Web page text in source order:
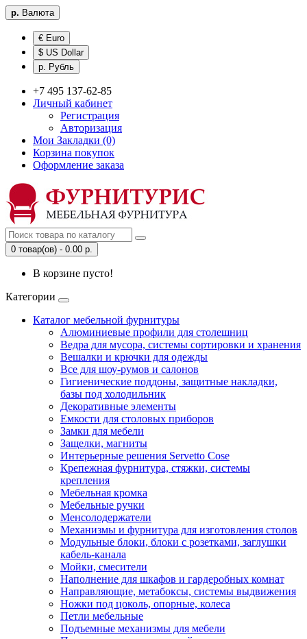
р. Валюта
€ Euro
$ US Dollar
р. Рубль
+7 495 137-62-85
Личный кабинет
Регистрация
Авторизация
Мои Закладки (0)
Корзина покупок
Оформление заказа
0 товар(ов) - 0.00 р.
В корзине пусто!
Категории
Каталог мебельной фурнитуры
Алюминиевые профили для столешниц
Ведра для мусора, системы сортировки и хранения
Вешалки и крючки для одежды
Все для шоу-румов и салонов
Гигиенические поддоны, защитные накладки,
базы под холодильник
Декоративные элементы
Емкости для столовых приборов
Замки для мебели
Защелки, магниты
Интерьерные решения Servetto Cose
Крепежная фурнитура, стяжки, системы
крепления
Мебельная кромка
Мебельные ручки
Менсолодержатели
Механизмы и фурнитура для изготовления столов
Модульные блоки, блоки с розетками, заглушки
кабель-канала
Мойки, смесители
Наполнение для шкафов и гардеробных комнат
Направляющие, метабоксы, системы выдвижения
Ножки под цоколь, опорные, колеса
Петли мебельные
Подъемные механизмы для мебели